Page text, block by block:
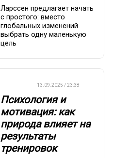
Ларссен предлагает начать
с простого: вместо
глобальных изменений
выбрать одну маленькую
цель
13.09.2025 / 23:38
Психология и
мотивация: как
природа влияет на
результаты
тренировок